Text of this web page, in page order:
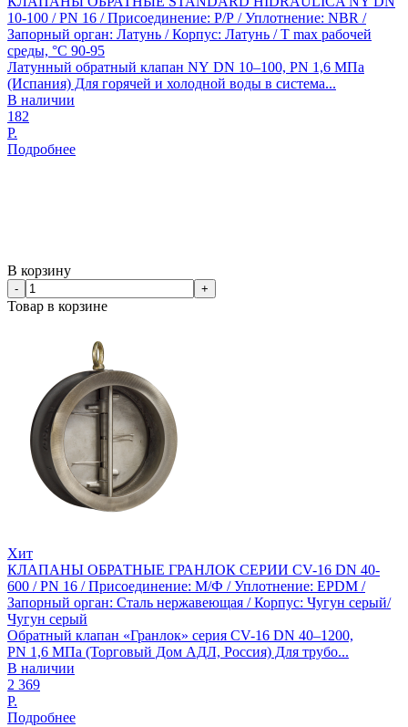
10-100 / PN 16 / Присоединение: Р/Р / Уплотнение: NBR /
Запорный орган: Латунь / Корпус: Латунь / T max рабочей
среды, °С 90-95
Латунный обратный клапан NY DN 10–100, PN 1,6 МПа
(Испания) Для горячей и холодной воды в система...
В наличии
182
Р.
Подробнее
В корзину
- +
Товар в корзине
Хит
КЛАПАНЫ ОБРАТНЫЕ ГРАНЛОК СЕРИИ CV-16 DN 40-
600 / PN 16 / Присоединение: М/Ф / Уплотнение: EPDM /
Запорный орган: Сталь нержавеющая / Корпус: Чугун серый/
Чугун серый
Обратный клапан «Гранлок» серия CV-16 DN 40–1200,
PN 1,6 МПа (Торговый Дом АДЛ, Россия) Для трубо...
В наличии
2 369
Р.
Подробнее